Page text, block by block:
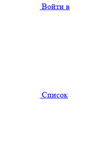
Войти в
Cписок